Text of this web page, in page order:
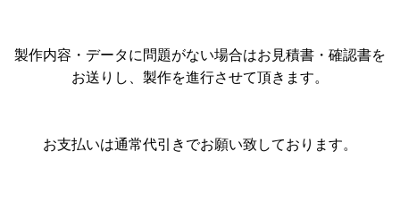
製作内容・データに問題がない場合はお見積書・確認書を
お送りし、製作を進行させて頂きます。
お支払いは通常代引きでお願い致しております。